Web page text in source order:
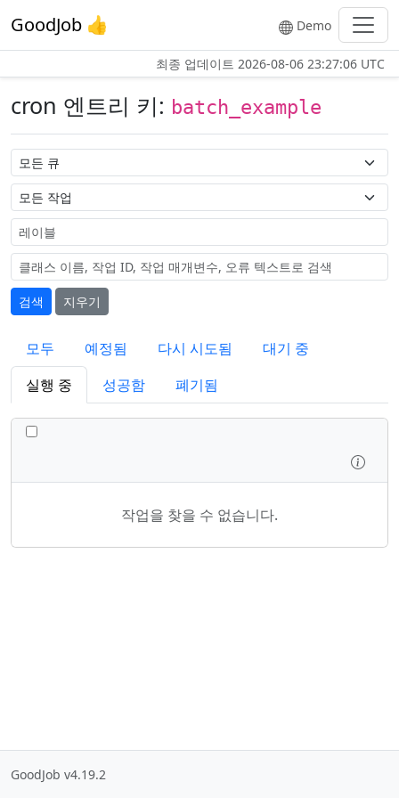
GoodJob 👍 Demo
최종 업데이트 2026-08-06 23:27:06 UTC
cron 엔트리 키: batch_example
큐 이름
작업 이름
레이블
검색
지우기
모두 예정됨 다시 시도됨
대기 중
실행 중
성공함 폐기됨
모든 작업 전환
검사
작업을 찾을 수 없습니다.
GoodJob v4.19.2